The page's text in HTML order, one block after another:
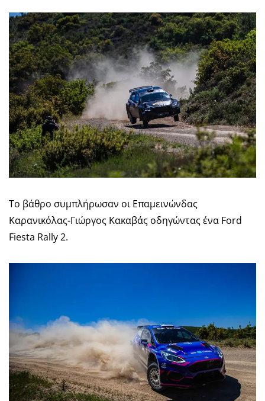
Το βάθρο συμπλήρωσαν οι Επαμεινώνδας
Καρανικόλας-Γιώργος Κακαβάς οδηγώντας ένα Ford
Fiesta Rally 2.